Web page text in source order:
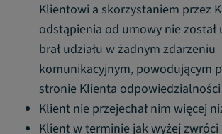
Klientowi a skorzystaniem przez
odstąpienia od umowy nie został
brał udziału w żadnym zdarzeniu
komunikacyjnym, powodującym
stronie Klienta
Klient nie przejechał nim więcej
Klient w terminie jak wyżej